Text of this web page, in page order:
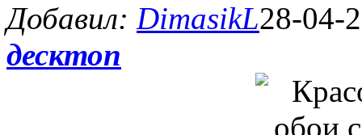
Добавил: DimasikL28-04-
десктоп